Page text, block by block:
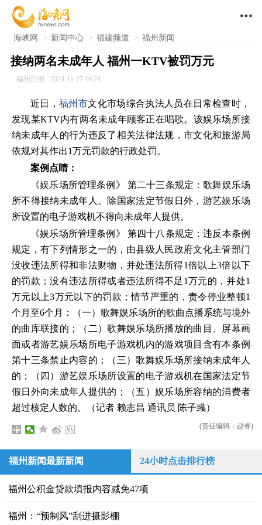

海峡网 > 新闻中心 > 福建频道 > 福州新闻
接纳两名未成年人 福州一KTV被罚万元
福州日报 2024-11-27 10:24
近日，福州市文化市场综合执法人员在日常检查时，
发现某KTV内有两名未成年顾客正在唱歌。该娱乐场所接
纳未成年人的行为违反了相关法律法规，市文化和旅游局
依规对其作出1万元罚款的行政处罚。
案例点睛：
《娱乐场所管理条例》 第二十三条规定：歌舞娱乐场
所不得接纳未成年人。除国家法定节假日外，游艺娱乐场
所设置的电子游戏机不得向未成年人提供。
《娱乐场所管理条例》 第四十八条规定：违反本条例
规定，有下列情形之一的，由县级人民政府文化主管部门
没收违法所得和非法财物，并处违法所得1倍以上3倍以下
的罚款；没有违法所得或者违法所得不足1万元的，并处1
万元以上3万元以下的罚款；情节严重的，责令停业整顿1
个月至6个月：（一）歌舞娱乐场所的歌曲点播系统与境外
的曲库联接的；（二）歌舞娱乐场所播放的曲目、屏幕画
面或者游艺娱乐场所电子游戏机内的游戏项目含有本条例
第十三条禁止内容的；（三）歌舞娱乐场所接纳未成年人
的；（四）游艺娱乐场所设置的电子游戏机在国家法定节
假日外向未成年人提供的；（五）娱乐场所容纳的消费者
超过核定人数的。（记者 赖志昌 通讯员 陈子彧）
(责任编辑：赵睿)
福州新闻最新新闻 24小时点击排行榜
福州公积金贷款填报内容减免47项
福州：“预制风”刮进摄影棚